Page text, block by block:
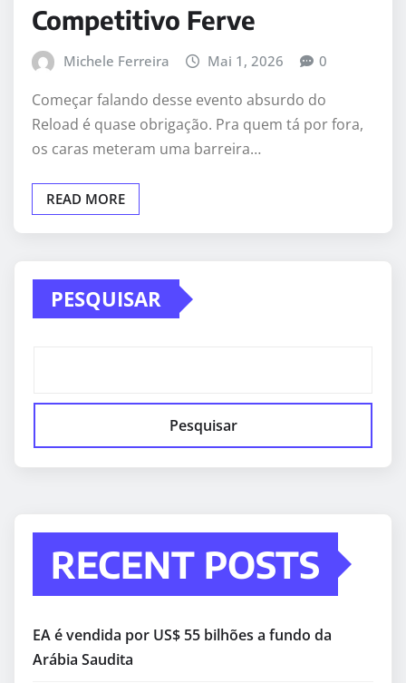
Competitivo Ferve
Michele Ferreira Mai 1, 2026 0
Começar falando desse evento absurdo do
Reload é quase obrigação. Pra quem tá por fora,
os caras meteram uma barreira…
READ MORE
PESQUISAR
Pesquisar
RECENT POSTS
EA é vendida por US$ 55 bilhões a fundo da
Arábia Saudita